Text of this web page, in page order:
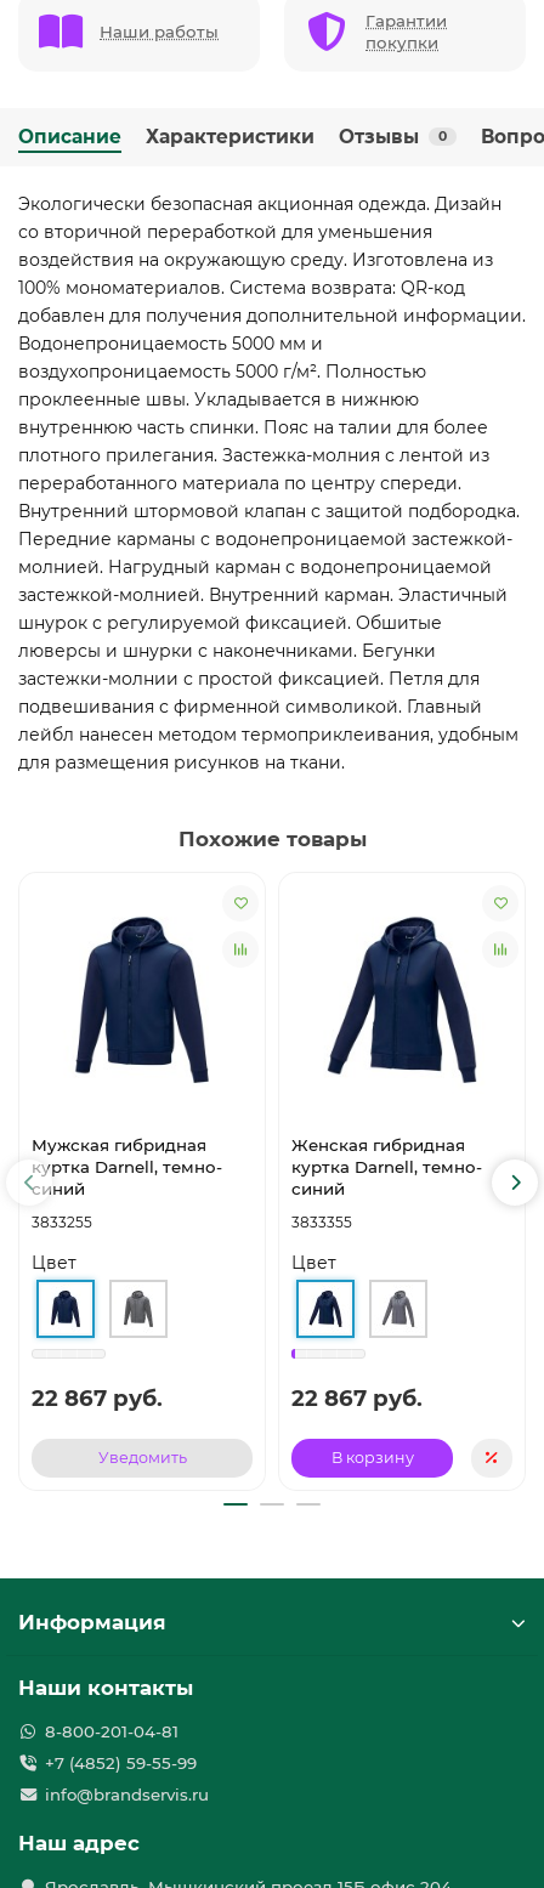
Наши работы
Гарантии
покупки
Описание Характеристики Отзывы 0
Экологически безопасная акционная одежда. Дизайн
со вторичной переработкой для уменьшения
воздействия на окружающую среду. Изготовлена из
100% мономатериалов. Система возврата: QR-код
добавлен для получения дополнительной информации.
Водонепроницаемость 5000 мм и
воздухопроницаемость 5000 г/м². Полностью
проклеенные швы. Укладывается в нижнюю
внутреннюю часть спинки. Пояс на талии для более
плотного прилегания. Застежка-молния с лентой из
переработанного материала по центру спереди.
Внутренний штормовой клапан с защитой подбородка.
Передние карманы с водонепроницаемой застежкой-
молнией. Нагрудный карман с водонепроницаемой
застежкой-молнией. Внутренний карман. Эластичный
шнурок с регулируемой фиксацией. Обшитые
люверсы и шнурки с наконечниками. Бегунки
застежки-молнии с простой фиксацией. Петля для
подвешивания с фирменной символикой. Главный
лейбл нанесен методом термоприклеивания, удобным
для размещения рисунков на ткани.
Похожие товары
Мужская гибридная
куртка Darnell, темно-
синий
3833255
Цвет
22 867 руб.
Уведомить
Женская гибридная
куртка Darnell, темно-
синий
3833355
Цвет
22 867 руб.
В корзину
Информация
Наши контакты
8-800-201-04-81
+7 (4852) 59-55-99
info@brandservis.ru
Наш адрес